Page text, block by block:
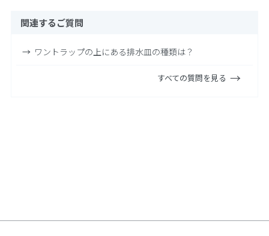
関連するご質問
ワントラップの上にある排水皿の種類は？
すべての質問を見る